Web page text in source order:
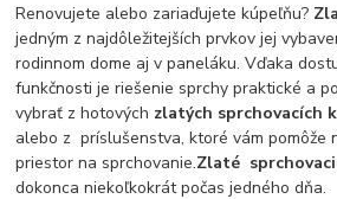
Renovujete alebo zariaďujete kúpeľňu?
jedným z najdôležitejších prvkov jej
rodinnom dome aj v paneláku. Vďaka
funkčnosti je riešenie sprchy praktické a
vybrať z hotových zlatých sprchovacích
alebo z príslušenstva, ktoré vám pomôže
priestor na sprchovanie.Zlaté
dokonca niekoľkokrát počas jedného dňa.